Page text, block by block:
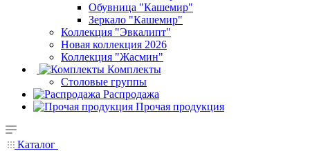
Обувница "Кашемир"
Зеркало "Кашемир"
Коллекция "Эвкалипт"
Новая коллекция 2026
Коллекция "Жасмин"
Комплекты
Столовые группы
Распродажа
Прочая продукция
Каталог